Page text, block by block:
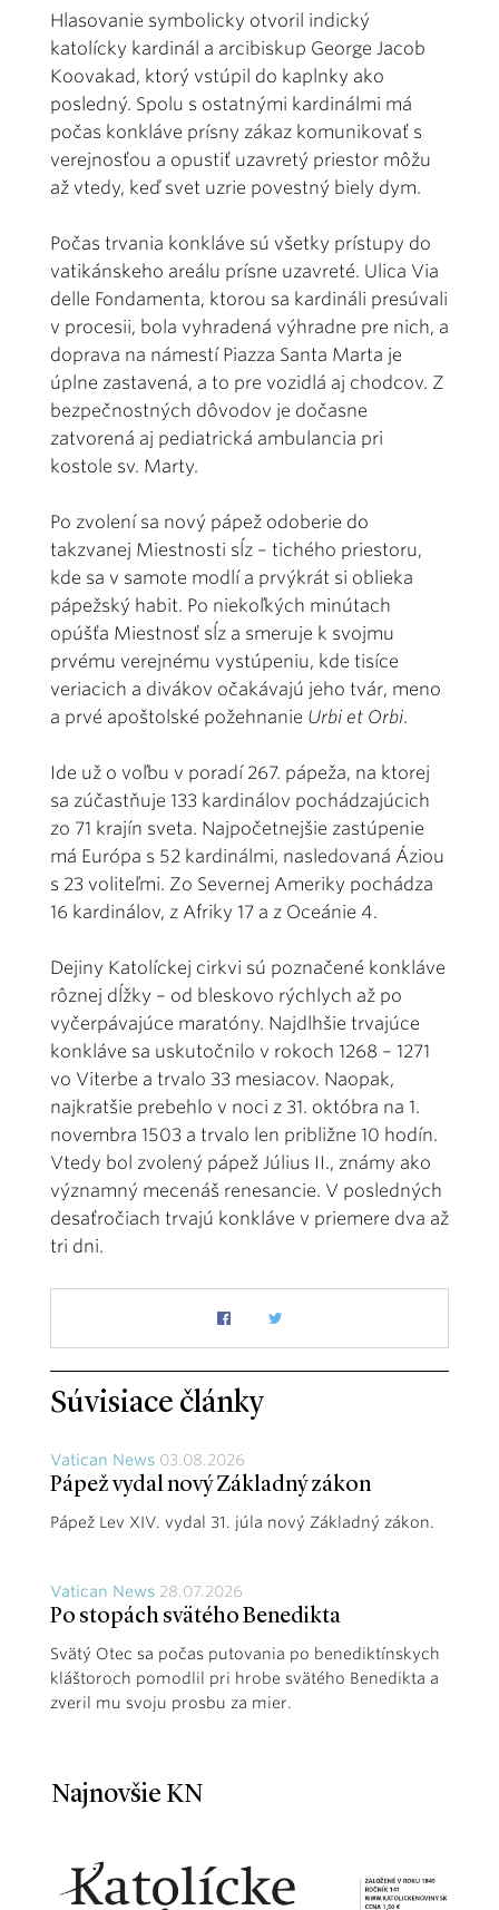
Hlasovanie symbolicky otvoril indický
katolícky kardinál a arcibiskup George Jacob
Koovakad, ktorý vstúpil do kaplnky ako
posledný. Spolu s ostatnými kardinálmi má
počas konkláve prísny zákaz komunikovať s
verejnosťou a opustiť uzavretý priestor môžu
až vtedy, keď svet uzrie povestný biely dym.
Počas trvania konkláve sú všetky prístupy do
vatikánskeho areálu prísne uzavreté. Ulica Via
delle Fondamenta, ktorou sa kardináli presúvali
v procesii, bola vyhradená výhradne pre nich, a
doprava na námestí Piazza Santa Marta je
úplne zastavená, a to pre vozidlá aj chodcov. Z
bezpečnostných dôvodov je dočasne
zatvorená aj pediatrická ambulancia pri
kostole sv. Marty.
Po zvolení sa nový pápež odoberie do
takzvanej Miestnosti sĺz – tichého priestoru,
kde sa v samote modlí a prvýkrát si oblieka
pápežský habit. Po niekoľkých minútach
opúšťa Miestnosť sĺz a smeruje k svojmu
prvému verejnému vystúpeniu, kde tisíce
veriacich a divákov očakávajú jeho tvár, meno
a prvé apoštolské požehnanie Urbi et Orbi.
Ide už o voľbu v poradí 267. pápeža, na ktorej
sa zúčastňuje 133 kardinálov pochádzajúcich
zo 71 krajín sveta. Najpočetnejšie zastúpenie
má Európa s 52 kardinálmi, nasledovaná Áziou
s 23 voliteľmi. Zo Severnej Ameriky pochádza
16 kardinálov, z Afriky 17 a z Oceánie 4.
Dejiny Katolíckej cirkvi sú poznačené konkláve
rôznej dĺžky – od bleskovo rýchlych až po
vyčerpávajúce maratóny. Najdlhšie trvajúce
konkláve sa uskutočnilo v rokoch 1268 – 1271
vo Viterbe a trvalo 33 mesiacov. Naopak,
najkratšie prebehlo v noci z 31. októbra na 1.
novembra 1503 a trvalo len približne 10 hodín.
Vtedy bol zvolený pápež Július II., známy ako
významný mecenáš renesancie. V posledných
desaťročiach trvajú konkláve v priemere dva až
tri dni.
Súvisiace články
Vatican News 03.08.2026
Pápež vydal nový Základný zákon
Pápež Lev XIV. vydal 31. júla nový Základný zákon.
Vatican News 28.07.2026
Po stopách svätého Benedikta
Svätý Otec sa počas putovania po benediktínskych
kláštoroch pomodlil pri hrobe svätého Benedikta a
zveril mu svoju prosbu za mier.
Najnovšie KN